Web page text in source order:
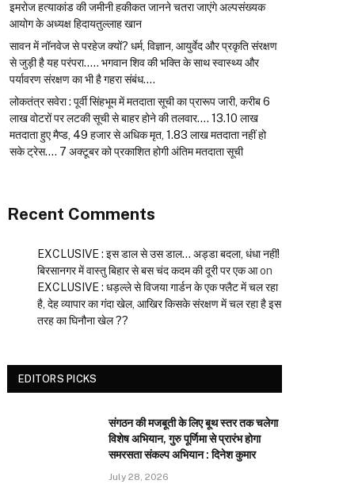
इमरोज हत्याकांड की जमीनी हकीकत जानने चतरा जाएंगे अल्पसंख्यक
आयोग के अध्यक्ष हिदायतुल्लाह खान
सावन में नॉनवेज से परहेज क्यों? धर्म, विज्ञान, आयुर्वेद और प्रकृति संरक्षण
से जुड़ी है यह परंपरा….. भगवान शिव की भक्ति के साथ स्वास्थ्य और
पर्यावरण संरक्षण का भी है गहरा संबंध….
लोकतंत्र सवेरा : पूर्वी सिंहभूम में मतदाता सूची का प्रारूप जारी, करीब 6
लाख वोटरों पर लटकी सूची से बाहर होने की तलवार…. 13.10 लाख
मतदाता हुए मैप्ड, 49 हजार से अधिक मृत, 1.83 लाख मतदाता नहीं हो
सके ट्रेस…. 7 अक्टूबर को प्रकाशित होगी अंतिम मतदाता सूची
Recent Comments
EXCLUSIVE : इस डाल से उस डाल… अड्डा बदला, धंधा नहीं!
बिरसानगर में वास्तु बिहार से बस चंद कदम की दूरी पर एक आon
EXCLUSIVE : धड़ल्ले से विजया गार्डन के एक फ्लैट में चल रहा
है, देह व्यापार का गंदा खेल, आखिर किसके संरक्षण में चल रहा है इस
तरह का घिनौना खेल ??
EDITORS PICKS
संगठन की मजबूती के लिए बूथ स्तर तक चलेगा
विशेष अभियान, गुरु पूर्णिमा से प्रारंभ होगा
समरसता संकल्प अभियान : दिनेश कुमार
July 28, 2026